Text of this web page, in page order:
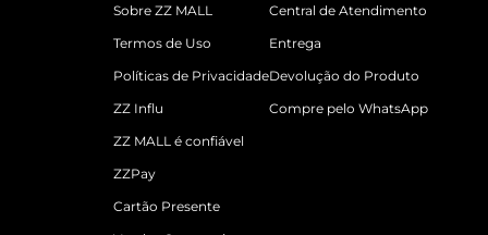
Sobre ZZ MALL
Termos de Uso
Políticas de Privacidade
ZZ Influ
ZZ MALL é confiável
ZZPay
Cartão Presente
Central de Atendimento
Entrega
Devolução do Produto
Compre pelo WhatsApp